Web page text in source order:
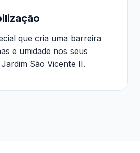
que cria uma barreira
e umidade nos seus
São Vicente II.